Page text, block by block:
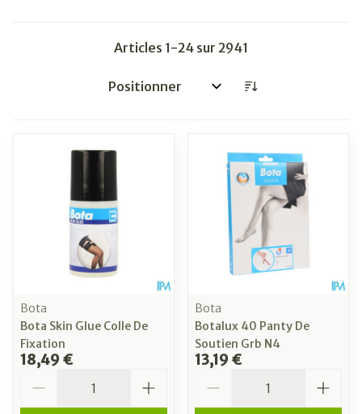
Articles 1-24 sur 2941
Trier par:
Bota
Bota Skin Glue Colle De
Fixation
18,49 €
Bota
Botalux 40 Panty De
Soutien Grb N4
13,19 €